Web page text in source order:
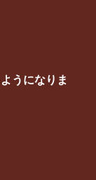
うになりま